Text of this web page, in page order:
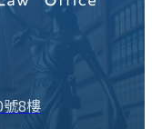
8樓